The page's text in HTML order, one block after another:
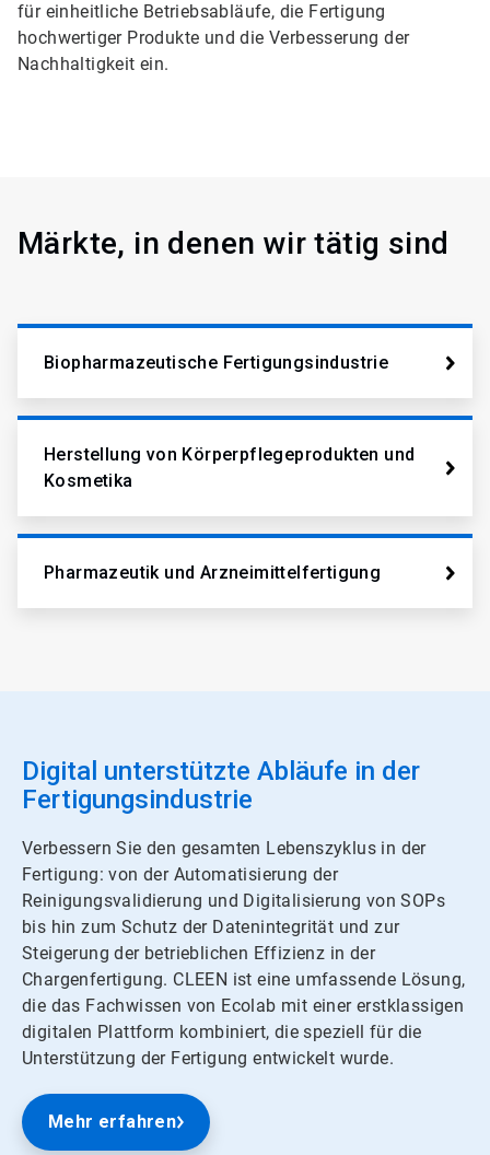
für einheitliche Betriebsabläufe, die Fertigung
hochwertiger Produkte und die Verbesserung der
Nachhaltigkeit ein.
Märkte, in denen wir tätig sind
Biopharmazeutische Fertigungsindustrie
Herstellung von Körperpflegeprodukten und
Kosmetika​​​​​​​
Pharmazeutik und Arzneimittelfertigung
Digital unterstützte Abläufe in der
Fertigungsindustrie
Verbessern Sie den gesamten Lebenszyklus in der
Fertigung: von der Automatisierung der
Reinigungsvalidierung und Digitalisierung von SOPs
bis hin zum Schutz der Datenintegrität und zur
Steigerung der betrieblichen Effizienz in der
Chargenfertigung. CLEEN ist eine umfassende Lösung,
die das Fachwissen von Ecolab mit einer erstklassigen
digitalen Plattform kombiniert, die speziell für die
Unterstützung der Fertigung entwickelt wurde.
Mehr erfahren